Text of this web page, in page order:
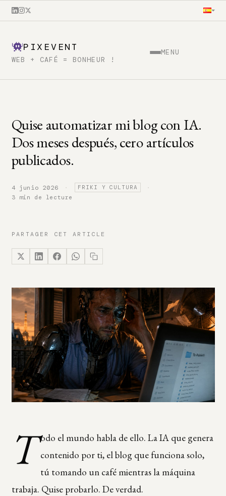
PIXEVENT
WEB + CAFÉ = BONHEUR !
MENU
Quise automatizar mi blog con IA.
Dos meses después, cero artículos
publicados.
4 junio 2026 · FRIKI Y CULTURA ·
3 min de lecture
PARTAGER CET ARTICLE
T odo el mundo habla de ello. La IA que genera
contenido por ti, el blog que funciona solo,
tú tomando un café mientras la máquina
trabaja. Quise probarlo. De verdad.